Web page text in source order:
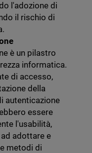
l'adozione di
il rischio di
è un pilastro
informatica.
di accesso,
della
autenticazione
essere
l'usabilità,
adottare e
metodi di